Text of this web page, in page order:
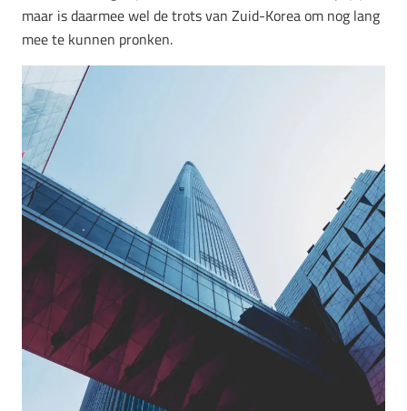
maar is daarmee wel de trots van Zuid-Korea om nog lang
mee te kunnen pronken.